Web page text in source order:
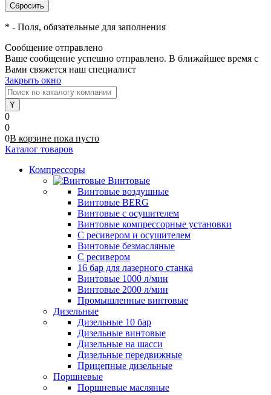
* - Поля, обязательные для заполнения
Сообщение отправлено
Ваше сообщение успешно отправлено. В ближайшее время с
Вами свяжется наш специалист
Закрыть окно
0
0
0В корзине пока пусто
Каталог товаров
Компрессоры
Винтовые
Винтовые воздушные
Винтовые BERG
Винтовые с осушителем
Винтовые компрессорные установки
C ресивером и осушителем
Винтовые безмасляные
C ресивером
16 бар для лазерного станка
Винтовые 1000 л/мин
Винтовые 2000 л/мин
Промышленные винтовые
Дизельные
Дизельные 10 бар
Дизельные винтовые
Дизельные на шасси
Дизельные передвижные
Прицепные дизельные
Поршневые
Поршневые масляные